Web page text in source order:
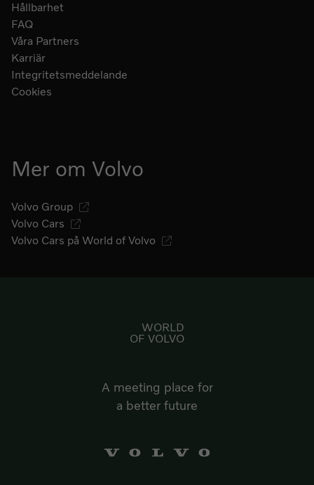
Hållbarhet
FAQ
Våra Partners
Karriär
Integritetsmeddelande
Cookies
Mer om Volvo
Volvo Group
Volvo Cars
Volvo Cars på World of Volvo
WORLD
OF VOLVO
Gå till startsidan
A meeting place for
a better future